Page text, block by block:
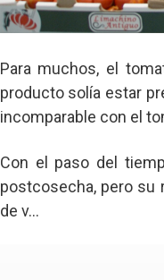
Para muchos, el
producto solía estar
incomparable con el
Con el paso del
postcosecha, pero su
de v...